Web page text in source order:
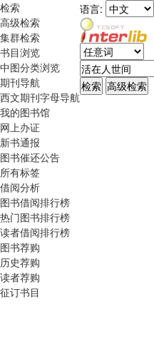
检索
高级检索
集群检索
书目浏览
中图分类浏览
期刊导航
西文期刊字母导航
我的图书馆
网上办证
新书通报
图书催还公告
所有标签
借阅分析
图书借阅排行榜
热门图书排行榜
读者借阅排行榜
图书荐购
历史荐购
读者荐购
征订书目
语言: